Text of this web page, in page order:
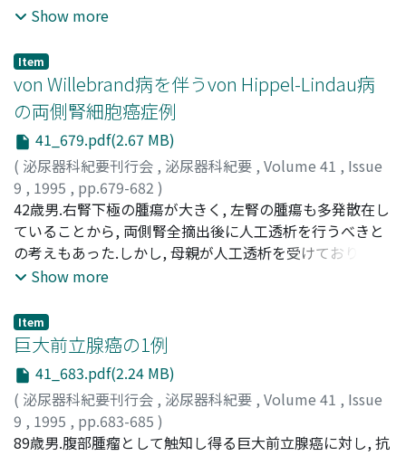
Show more
Item
von Willebrand病を伴うvon Hippel-Lindau病
の両側腎細胞癌症例
41_679.pdf(2.67 MB)
( 泌尿器科紀要刊行会 , 泌尿器科紀要 , Volume 41 , Issue
9 , 1995 , pp.679-682 )
続, 真弘;栃本, 真人;辻野, 進;秋山, 昭人;相澤, 卓;大野, 芳
正;山本, 真也;野田, 賢治郎;三木, 誠;Tsuzuki, Masahiro;
Tochimoto, Masato; Tsujino, Susumu;Akiyama, Akihito
Aizawa, Taku;
42歳男.右腎下極の腫瘍が大きく, 左腎の腫瘍も多発散在し
ていることから, 両側腎全摘出後に人工透析を行うべきと
の考えもあった.しかし, 母親が人工透析を受けており両側
腎全摘出を本人が希望しないこと, von Willebrand病があ
後16ヵ月を経た現在, 再発転移を認めず社会復帰している
Show more
Item
巨大前立腺癌の1例
41_683.pdf(2.24 MB)
( 泌尿器科紀要刊行会 , 泌尿器科紀要 , Volume 41 , Issue
9 , 1995 , pp.683-685 )
宮島, 哲;池内, 幸一;Miyajima, Akira;Ikeuchi, Koichi
89歳男.腹部腫瘤として触知し得る巨大前立腺癌に対し, 抗